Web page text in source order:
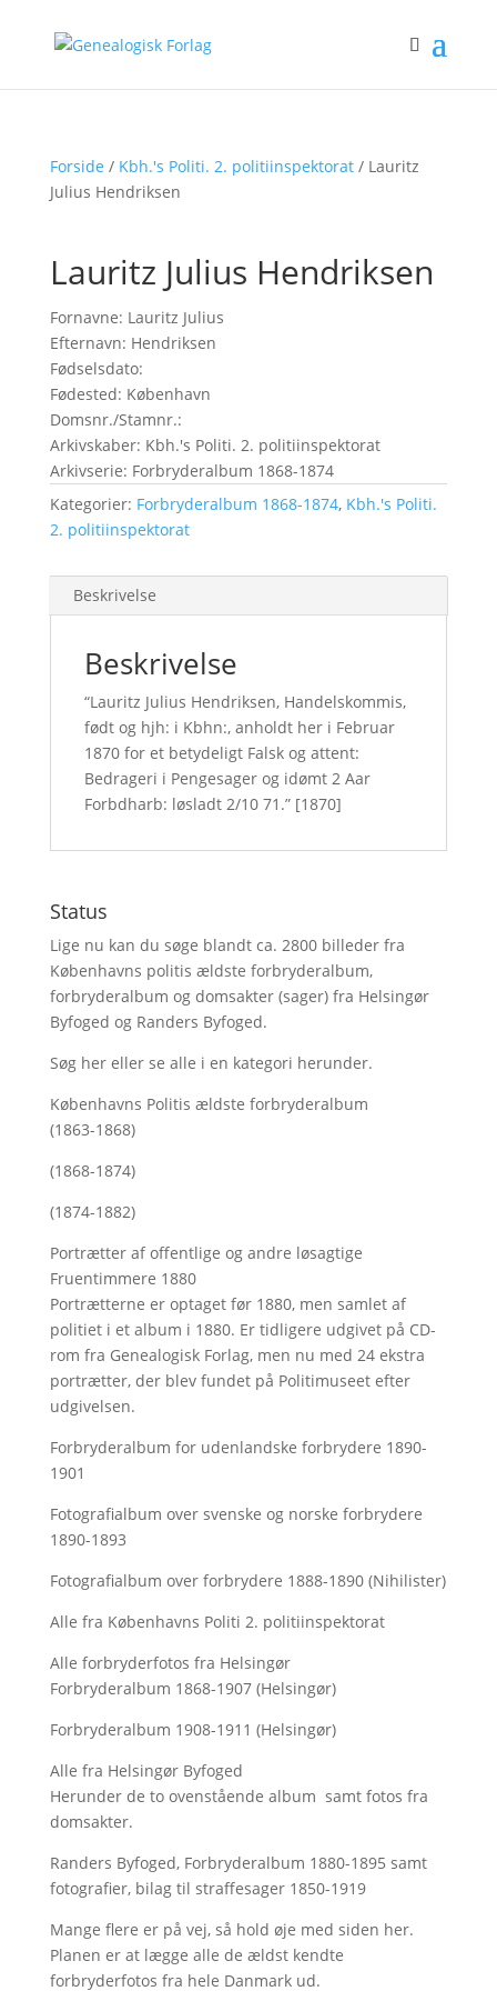
Forside / Kbh.'s Politi. 2. politiinspektorat/ Lauritz
Julius Hendriksen
Lauritz Julius Hendriksen
Fornavne: Lauritz Julius
Efternavn: Hendriksen
Fødselsdato:
Fødested: København
Domsnr./Stamnr.:
Arkivskaber: Kbh.'s Politi. 2. politiinspektorat
Arkivserie: Forbryderalbum 1868-1874
Kategorier: Forbryderalbum 1868-1874, Kbh.'s Politi.
2. politiinspektorat
Beskrivelse
Beskrivelse
“Lauritz Julius Hendriksen, Handelskommis,
født og hjh: i Kbhn:, anholdt her i Februar
1870 for et betydeligt Falsk og attent:
Bedrageri i Pengesager og idømt 2 Aar
Forbdharb: løsladt 2/10 71.” [1870]
Status
Lige nu kan du søge blandt ca. 2800 billeder fra
Københavns politis ældste forbryderalbum,
forbryderalbum og domsakter (sager) fra Helsingør
Byfoged og Randers Byfoged.
Søg hereller se alle i en kategori herunder.
Københavns Politis ældste forbryderalbum
(1863-1868)
(1868-1874)
(1874-1882)
Portrætter af offentlige og andre løsagtige
Fruentimmere 1880
Portrætterne er optaget før 1880, men samlet af
politiet i et album i 1880. Er tidligere udgivet på CD-
rom fra Genealogisk Forlag, men nu med 24 ekstra
portrætter, der blev fundet på Politimuseet efter
udgivelsen.
Forbryderalbum for udenlandske forbrydere 1890-
1901
Fotografialbum over svenske og norske forbrydere
1890-1893
Fotografialbum over forbrydere 1888-1890 (Nihilister)
Alle fra Københavns Politi 2. politiinspektorat
Alle forbryderfotos fra Helsingør
Forbryderalbum 1868-1907 (Helsingør)
Forbryderalbum 1908-1911 (Helsingør)
Alle fra Helsingør Byfoged
Herunder de to ovenstående album samt fotos fra
domsakter.
Randers Byfoged, Forbryderalbum 1880-1895 samt
fotografier, bilag til straffesager 1850-1919
Mange flere er på vej, så hold øje med siden her.
Planen er at lægge alle de ældst kendte
forbryderfotos fra hele Danmark ud.